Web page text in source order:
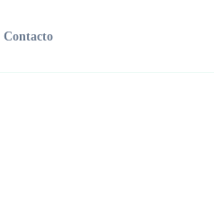
Contacto